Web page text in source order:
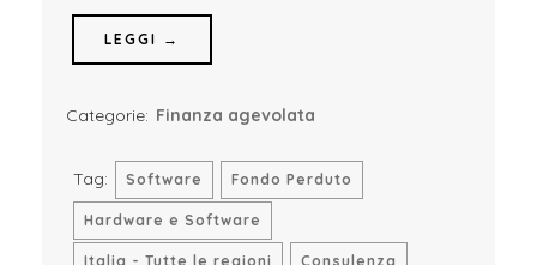
LEGGI →
Categorie: Finanza agevolata
Tag: Software Fondo Perduto
Hardware e Software
Italia - Tutte le regioni Consulenza